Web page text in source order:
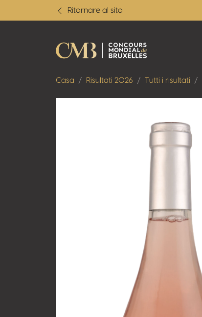
Ritornare al sito
Casa Risultati 2026 Tutti i risultati